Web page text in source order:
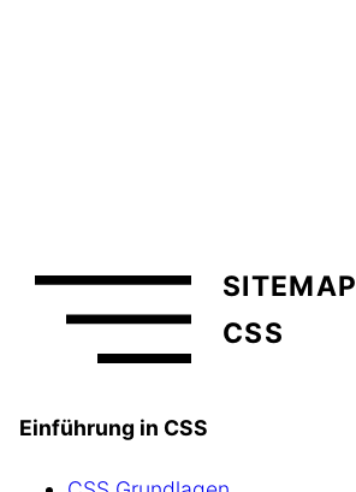
SITEMAP
CSS
Einführung in CSS